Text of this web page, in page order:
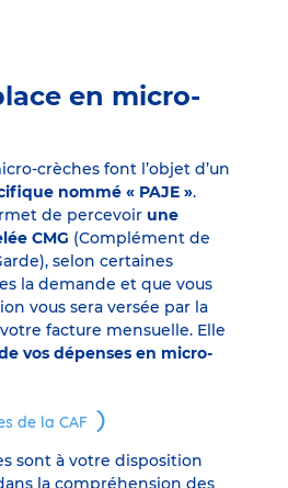
en micro-
crèches font l’objet d’un
nommé « PAJE ».
de percevoir une
CMG (Complément de
selon certaines
la demande et que vous
vous sera versée par la
facture mensuelle. Elle
vos dépenses en micro-
de la CAF
sont à votre disposition
la compréhension des